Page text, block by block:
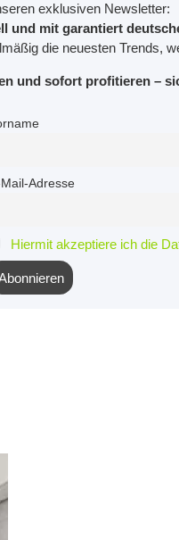
exklusiven Newsletter:
und mit garantiert
die neuesten Trends,
und sofort profitieren –
Mail-Adresse
Hiermit akzeptiere ich die